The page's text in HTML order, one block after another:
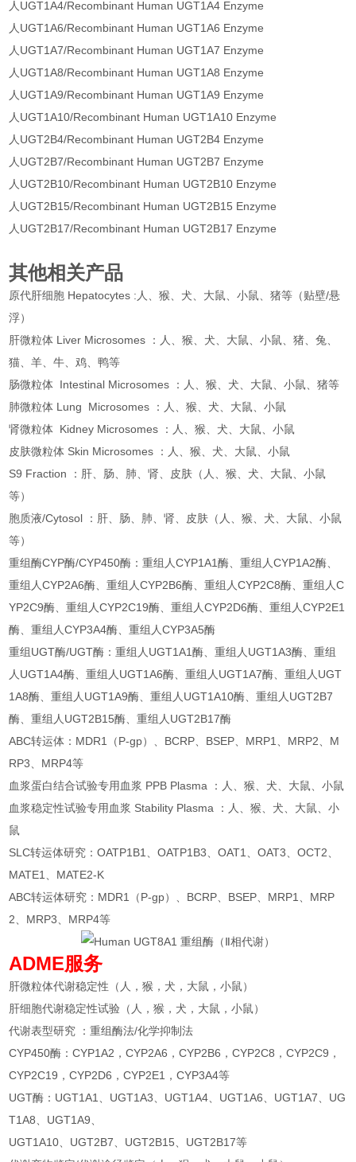
人UGT1A4/Recombinant Human UGT1A4 Enzyme
人UGT1A6/Recombinant Human UGT1A6 Enzyme
人UGT1A7/Recombinant Human UGT1A7 Enzyme
人UGT1A8/Recombinant Human UGT1A8 Enzyme
人UGT1A9/Recombinant Human UGT1A9 Enzyme
人UGT1A10/Recombinant Human UGT1A10 Enzyme
人UGT2B4/Recombinant Human UGT2B4 Enzyme
人UGT2B7/Recombinant Human UGT2B7 Enzyme
人UGT2B10/Recombinant Human UGT2B10 Enzyme
人UGT2B15/Recombinant Human UGT2B15 Enzyme
人UGT2B17/Recombinant Human UGT2B17 Enzyme
其他相关产品
原代肝细胞 Hepatocytes :人、猴、犬、大鼠、小鼠、猪等（贴壁/悬
浮）
肝微粒体 Liver Microsomes ：人、猴、犬、大鼠、小鼠、猪、兔、
猫、羊、牛、鸡、鸭等
肠微粒体 Intestinal Microsomes ：人、猴、犬、大鼠、小鼠、猪等
肺微粒体 Lung Microsomes ：人、猴、犬、大鼠、小鼠
肾微粒体 Kidney Microsomes ：人、猴、犬、大鼠、小鼠
皮肤微粒体 Skin Microsomes ：人、猴、犬、大鼠、小鼠
S9 Fraction ：肝、肠、肺、肾、皮肤（人、猴、犬、大鼠、小鼠
等）
胞质液/Cytosol ：肝、肠、肺、肾、皮肤（人、猴、犬、大鼠、小鼠
等）
重组酶CYP酶/CYP450酶：重组人CYP1A1酶、重组人CYP1A2酶、
重组人CYP2A6酶、重组人CYP2B6酶、重组人CYP2C8酶、重组人C
YP2C9酶、重组人CYP2C19酶、重组人CYP2D6酶、重组人CYP2E1
酶、重组人CYP3A4酶、重组人CYP3A5酶
重组UGT酶/UGT酶：重组人UGT1A1酶、重组人UGT1A3酶、重组
人UGT1A4酶、重组人UGT1A6酶、重组人UGT1A7酶、重组人UGT
1A8酶、重组人UGT1A9酶、重组人UGT1A10酶、重组人UGT2B7
酶、重组人UGT2B15酶、重组人UGT2B17酶
ABC转运体：MDR1（P-gp）、BCRP、BSEP、MRP1、MRP2、M
RP3、MRP4等
血浆蛋白结合试验专用血浆 PPB Plasma ：人、猴、犬、大鼠、小鼠
血浆稳定性试验专用血浆 Stability Plasma ：人、猴、犬、大鼠、小
鼠
SLC转运体研究：OATP1B1、OATP1B3、OAT1、OAT3、OCT2、
MATE1、MATE2-K
ABC转运体研究：MDR1（P-gp）、BCRP、BSEP、MRP1、MRP
2、MRP3、MRP4等
ADME服务
肝微粒体代谢稳定性（人，猴，犬，大鼠，小鼠）
肝细胞代谢稳定性试验（人，猴，犬，大鼠，小鼠）
代谢表型研究 ：重组酶法/化学抑制法
CYP450酶：CYP1A2，CYP2A6，CYP2B6，CYP2C8，CYP2C9，
CYP2C19，CYP2D6，CYP2E1，CYP3A4等
UGT酶：UGT1A1、UGT1A3、UGT1A4、UGT1A6、UGT1A7、UG
T1A8、UGT1A9、
UGT1A10、UGT2B7、UGT2B15、UGT2B17等